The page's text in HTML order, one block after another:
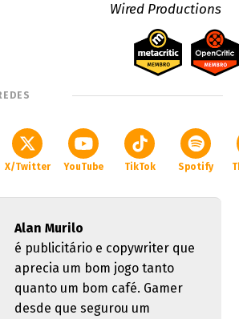
Wired Productions
X/Twitter YouTube TikTok Spotify
Alan Murilo
é publicitário e copywriter que
aprecia um bom jogo tanto
quanto um bom café. Gamer
desde que segurou um